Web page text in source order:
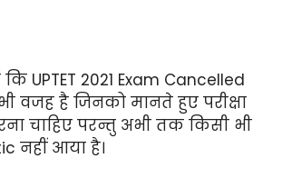
UPTET 2021 Exam Cancelled
है जिनको मानते हुए परीक्षा
चाहिए परन्तु अभी तक किसी भी
नहीं आया है।